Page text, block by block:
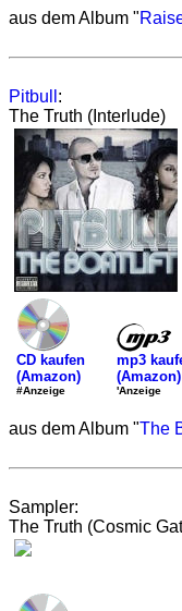
aus dem Album "
Pitbull :
The Truth (Interlude)
CD kaufen
(Amazon)
#Anzeige
mp3
(Amazon)
'Anzeige
aus dem Album "The
Sampler:
The Truth (Cosmic